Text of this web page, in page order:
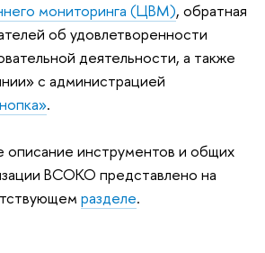
мониторинга (ЦВМ), обратная
об удовлетворенности
деятельности, а также
с администрацией
.
инструментов и общих
ВСОКО представлено на
разделе.